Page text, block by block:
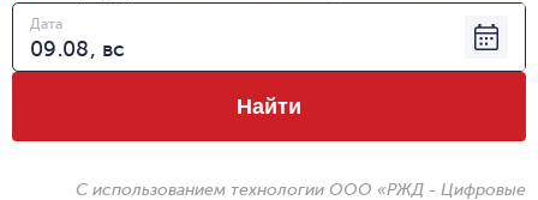
Дата
Найти
С использованием технологии ООО «РЖД - Цифровые